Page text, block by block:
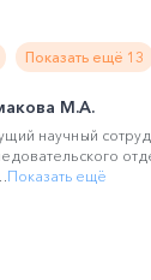
Показать ещё 13
М.А.
научный
Показать ещё